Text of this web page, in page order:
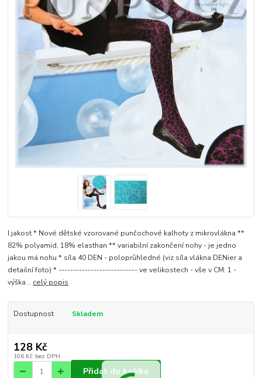
I.jakost * Nové dětské vzorované punčochové kalhoty z mikrovlákna **
82% polyamid, 18% elasthan ** variabilní zakončení nohy - je jedno
jakou má nohu * síla 40 DEN - poloprůhledné (viz síla vlákna DENier a
detailní foto) * --------------------------- ve velikostech - vše v CM: 1 -
výška... celý popis
Dostupnost Skladem
128 Kč
106 Kč bez DPH
Přidat do košíku